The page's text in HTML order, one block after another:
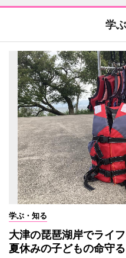
学
学ぶ・知る
大津の琵琶湖岸でライ
夏休みの子どもの命守る